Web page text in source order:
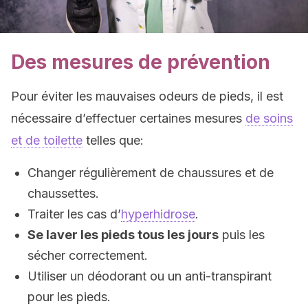
Des mesures de prévention
Pour éviter les mauvaises odeurs de pieds, il est
nécessaire d’effectuer certaines mesures de soins
et de toilette telles que:
Changer régulièrement de chaussures et de
chaussettes.
Traiter les cas d’hyperhidrose.
Se laver les pieds tous les jours puis les
sécher correctement.
Utiliser un déodorant ou un anti-transpirant
pour les pieds.